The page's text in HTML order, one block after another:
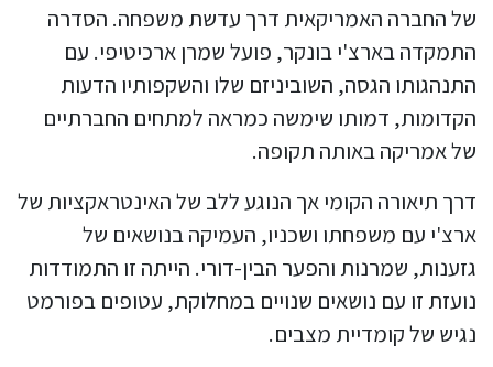
של החברה האמריקאית דרך עדשת משפחה. הסדרה
התמקדה בארצ'י בונקר, פועל שמרן ארכיטיפי. עם
התנהגותו הגסה, השוביניזם שלו והשקפותיו הדעות
הקדומות, דמותו שימשה כמראה למתחים החברתיים
של אמריקה באותה תקופה.
דרך תיאורה הקומי אך הנוגע ללב של האינטראקציות של
ארצ'י עם משפחתו ושכניו, העמיקה בנושאים של
גזענות, שמרנות והפער הבין-דורי. הייתה זו התמודדות
נועזת זו עם נושאים שנויים במחלוקת, עטופים בפורמט
נגיש של קומדיית מצבים.